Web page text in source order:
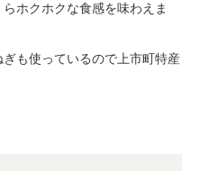
ホクホクな食感を味わえま
も使っているので上市町特産